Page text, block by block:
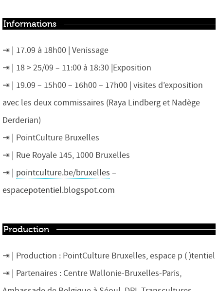
Informations
17.09 à 18h00 | Venissage
18 > 25/09 – 11:00 à 18:30 |Exposition
19.09 – 15h00 – 16h00 – 17h00 | visites d’exposition
avec les deux commissaires (Raya Lindberg et Nadège
Derderian)
PointCulture Bruxelles
Rue Royale 145, 1000 Bruxelles
pointculture.be/bruxelles –
espacepotentiel.blogspot.com
Production
Production : PointCulture Bruxelles, espace p ( )tentiel
Partenaires : Centre Wallonie-Bruxelles-Paris,